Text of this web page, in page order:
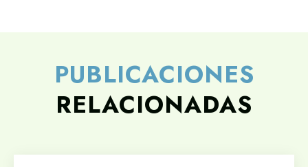
PUBLICACIONES
RELACIONADAS